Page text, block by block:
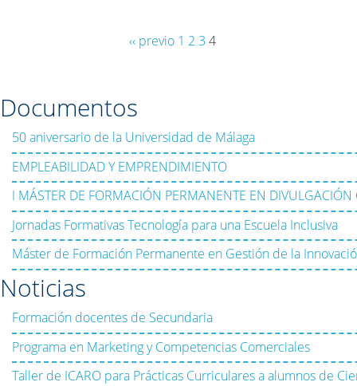
‹‹ previo 1 2 3 4
Documentos
50 aniversario de la Universidad de Málaga
EMPLEABILIDAD Y EMPRENDIMIENTO
I MÁSTER DE FORMACIÓN PERMANENTE EN
Jornadas Formativas Tecnología para una Escuela Inclusiva
Máster de Formación Permanente en Gestión de la
Noticias
Formación docentes de Secundaria
Programa en Marketing y Competencias Comerciales
Taller de ICARO para Prácticas Curriculares a alumnos de